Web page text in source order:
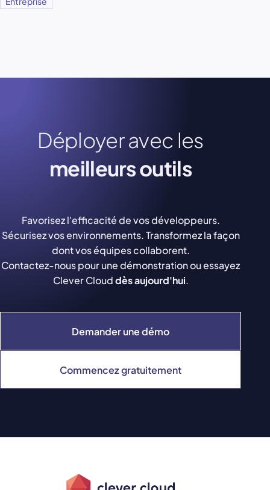
Déployer avec les
meilleurs outils
Demander une démo
Commencez gratuitement
Favorisez l'efficacité de vos développeurs.
Sécurisez vos environnements. Transformez la façon
dont vos équipes collaborent.
Contactez-nous pour une démonstration ou essayez
Clever Clouddès aujourd'hui.